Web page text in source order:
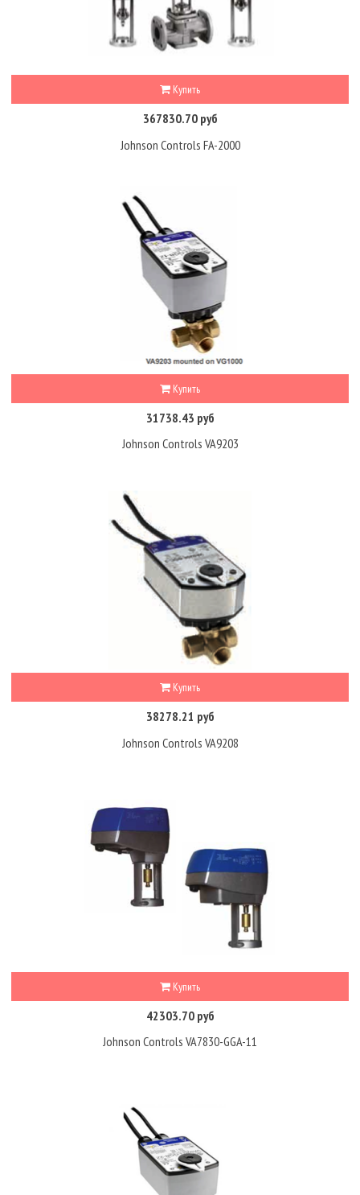
Купить
367830.70 руб
Johnson Controls FA-2000
Купить
31738.43 руб
Johnson Controls VA9203
Купить
38278.21 руб
Johnson Controls VA9208
Купить
42303.70 руб
Johnson Controls VA7830-GGA-11